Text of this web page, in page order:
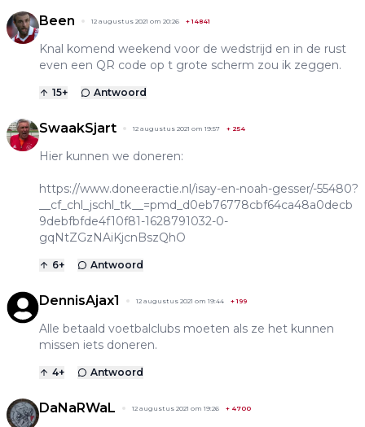
Been 12 augustus 2021 om 20:26 +14841
Knal komend weekend voor de wedstrijd en in de rust
even een QR code op t grote scherm zou ik zeggen.
15+ Antwoord
SwaakSjart 12 augustus 2021 om 19:57 + 254
Hier kunnen we doneren:
https://www.doneeractie.nl/isay-en-noah-gesser/-55480?
__cf_chl_jschl_tk__=pmd_d0eb76778cbf64ca48a0decb
9debfbfde4f10f81-1628791032-0-
gqNtZGzNAiKjcnBszQhO
6+ Antwoord
DennisAjax1 12 augustus 2021 om 19:44 +199
Alle betaald voetbalclubs moeten als ze het kunnen
missen iets doneren.
4+ Antwoord
DaNaRWaL 12 augustus 2021 om 19:26 + 4700